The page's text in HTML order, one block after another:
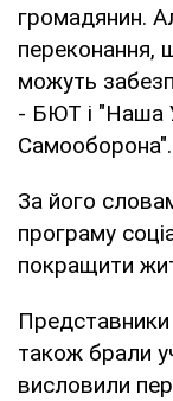
громадянин.
переконання,
можуть
- БЮТ і "Наша
Самооборона".
За його
програму
покращити
Представники
також брали
висловили